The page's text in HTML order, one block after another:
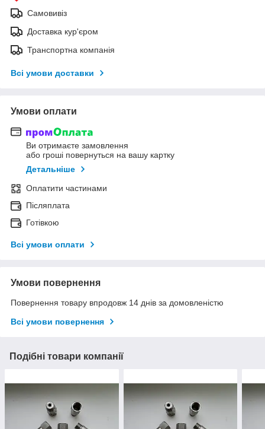
Самовивіз
Доставка кур'єром
Транспортна компанія
Всі умови доставки
Умови оплати
Ви отримаєте замовлення
або гроші повернуться на вашу картку
Детальніше
Оплатити частинами
Післяплата
Готівкою
Всі умови оплати
Умови повернення
Повернення товару впродовж 14 днів за домовленістю
Всі умови повернення
Подібні товари компанії